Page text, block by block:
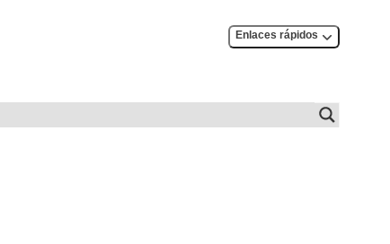
Enlaces rápidos